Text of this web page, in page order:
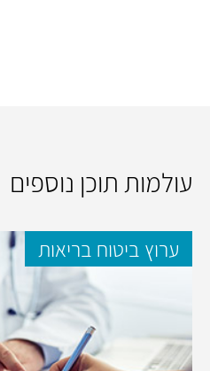
עולמות תוכן נוספים
ערוץ ביטוח בריאות